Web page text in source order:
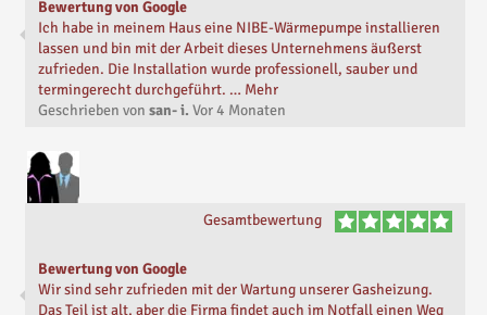
Bewertung von Google
Ich habe in meinem Haus eine NIBE-Wärmepumpe installieren
lassen und bin mit der Arbeit dieses Unternehmens äußerst
zufrieden. Die Installation wurde professionell, sauber und
termingerecht durchgeführt. … Mehr
Geschrieben von san- i. Vor4 Monaten
Gesamtbewertung
Bewertung von Google
Wir sind sehr zufrieden mit der Wartung unserer Gasheizung.
Das Teil ist alt, aber die Firma findet auch im Notfall einen Weg